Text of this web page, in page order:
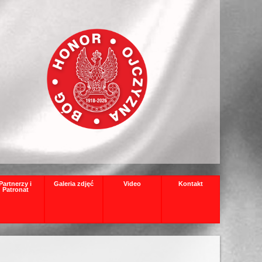
i
Patronat
Galeria zdjęć Video Kontakt